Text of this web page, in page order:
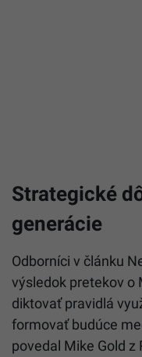
Strategické
generácie
Odborníci v článku
výsledok pretekov o
diktovať pravidlá
formovať budúce
povedal Mike Gold z